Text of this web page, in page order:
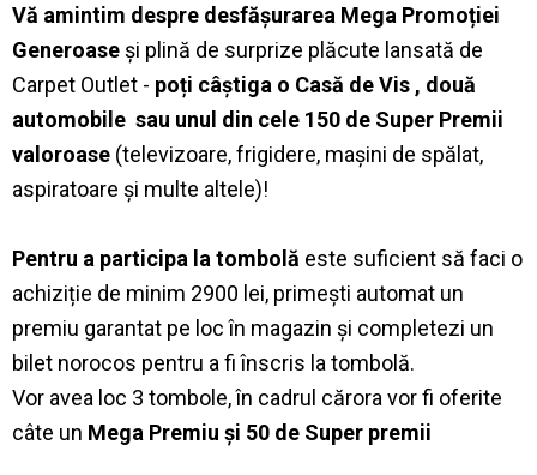
Vă amintim despre desfășurarea Mega Promoției
Generoase și plină de surprize plăcute lansată de
Carpet Outlet - poți câștiga o Casă de Vis , două
automobile sau unul din cele 150 de Super Premii
valoroase (televizoare, frigidere, mașini de spălat,
aspiratoare și multe altele)!
Pentru a participa la tombolă este suficient să faci o
achiziție de minim 2900 lei, primești automat un
premiu garantat pe loc în magazin și completezi un
bilet norocos pentru a fi înscris la tombolă.
Vor avea loc 3 tombole, în cadrul cărora vor fi oferite
câte un Mega Premiu și 50 de Super premii